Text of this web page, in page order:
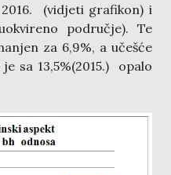
(vidjeti grafikon) i
područje). Te
za 6,9%, a učešće
sa 13,5%(2015.) opalo